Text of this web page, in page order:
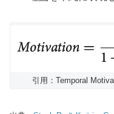
引用：Temporal